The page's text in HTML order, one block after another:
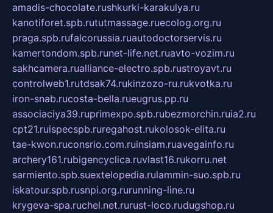
amadis-chocolate.rushkurki-karakulya.ru
kanotiforet.spb.rututmassage.ruecolog.org.ru
praga.spb.rufalcorussia.ruautodoctorservis.ru
kamertondom.spb.runet-life.net.ruavto-vozim.ru
sakhcamera.rualliance-electro.spb.rustroyavt.ru
controlweb1.rutdsak74.rukinzozo-ru.rukvotka.ru
iron-snab.rucosta-bella.rueugrus.pp.ru
associaciya39.ruprimexpo.spb.rubezmorchin.ruia2.ru
cpt21.ruispecspb.ruregahost.rukolosok-elita.ru
tae-kwon.ruconsrio.com.ruinsiam.ruavegainfo.ru
archery161.rubigencyclica.ruvlast16.rukorru.net
sarmiento.spb.suextelopedia.rulammin-suo.spb.ru
iskatour.spb.rusnpi.org.rurunning-line.ru
krygeva-spa.ruchel.net.rurust-loco.rudugshop.ru